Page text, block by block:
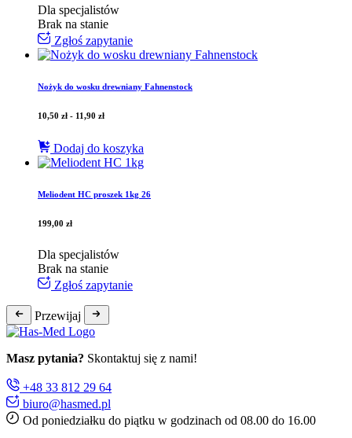
Dla specjalistów
Brak na stanie
Zgłoś zapytanie
Nożyk do wosku drewniany Fahnenstock
10,50 zł - 11,90 zł
Dodaj do koszyka
Meliodent HC proszek 1kg 26
199,00 zł
Dla specjalistów
Brak na stanie
Zgłoś zapytanie
Przewijaj
Masz pytania? Skontaktuj się z nami!
+48 33 812 29 64
biuro@hasmed.pl
Od poniedziałku do piątku w godzinach od 08.00 do 16.00